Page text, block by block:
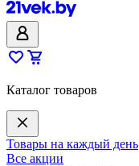
Каталог товаров
Товары на каждый день
Все акции